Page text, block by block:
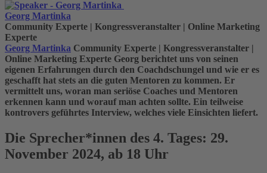
Georg Martinka
Community Experte | Kongressveranstalter | Online Marketing
Experte
Georg Martinka Community Experte | Kongressveranstalter |
Online Marketing Experte Georg berichtet uns von seinen
eigenen Erfahrungen durch den Coachdschungel und wie er es
geschafft hat stets an die guten Mentoren zu kommen. Er
vermittelt uns, woran man seriöse Coaches und Mentoren
erkennen kann und worauf man achten sollte. Ein teilweise
kontrovers geführtes Interview, welches viele Einsichten liefert.
Die Sprecher*innen des 4. Tages: 29.
November 2024, ab 18 Uhr